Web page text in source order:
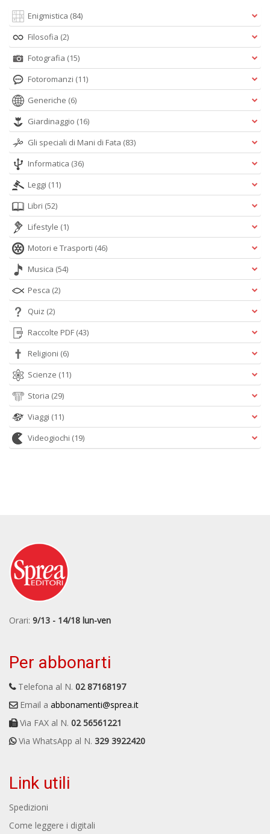
Enigmistica (84)
Filosofia (2)
Fotografia (15)
Fotoromanzi (11)
Generiche (6)
Giardinaggio (16)
Gli speciali di Mani di Fata (83)
Informatica (36)
Leggi (11)
Libri (52)
Lifestyle (1)
Motori e Trasporti (46)
Musica (54)
Pesca (2)
Quiz (2)
Raccolte PDF (43)
Religioni (6)
Scienze (11)
Storia (29)
Viaggi (11)
Videogiochi (19)
Orari: 9/13 - 14/18 lun-ven
Per abbonarti
Telefona al N. 02 87168197
Email a abbonamenti@sprea.it
Via FAX al N. 02 56561221
Via WhatsApp al N. 329 3922420
Link utili
Spedizioni
Come leggere i digitali